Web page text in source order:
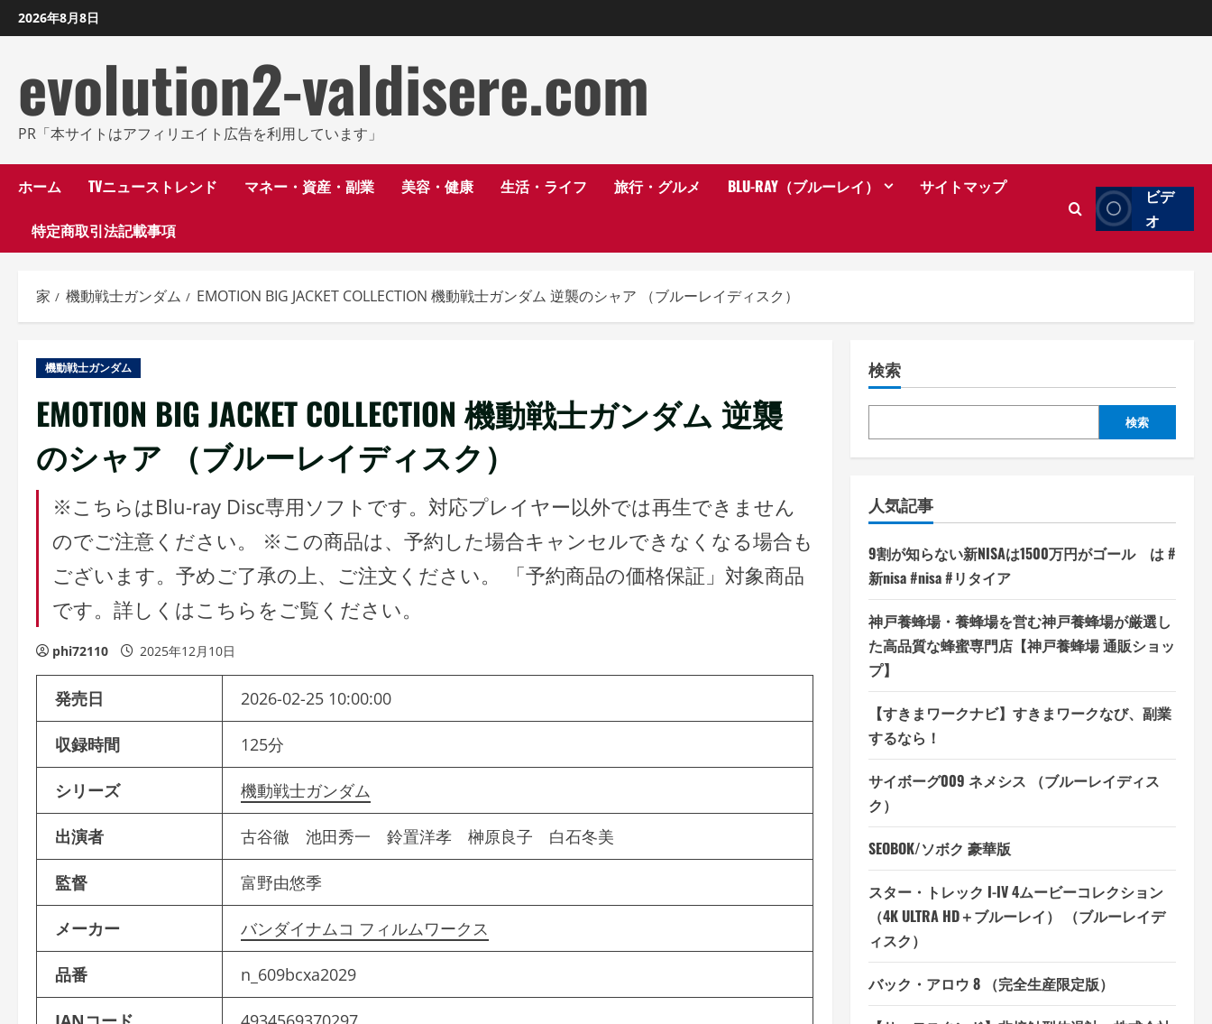
ン
し
2026年8月8日
evolution2-valdisere.com
PR「本サイトはアフィリエイト広告を利用しています」
ホーム TVニューストレンド マネー・資産・副業 美容・健康 生活・ライフ 旅行・グルメ BLU-RAY（ブルーレイ） サイトマップ
特定商取引法記載事項
ビデ
オ
家 機動戦士ガンダム EMOTION BIG JACKET COLLECTION 機動戦士ガンダム 逆襲のシャア （ブルーレイディスク）
機動戦士ガンダム
EMOTION BIG JACKET COLLECTION 機動戦士ガンダム 逆襲
のシャア （ブルーレイディスク）
※こちらはBlu-ray Disc専用ソフトです。対応プレイヤー以外では再生できません
のでご注意ください。 ※この商品は、予約した場合キャンセルできなくなる場合も
ございます。予めご了承の上、ご注文ください。 「予約商品の価格保証」対象商品
です。詳しくはこちらをご覧ください。
phi72110 2025年12月10日
発売日 2026-02-25 10:00:00
収録時間 125分
シリーズ 機動戦士ガンダム
出演者 古谷徹 池田秀一 鈴置洋孝 榊原良子 白石冬美
監督 富野由悠季
メーカー バンダイナムコ フィルムワークス
品番 n_609bcxa2029
検索
検索
人気記事
9割が知らない新NISAは1500万円がゴール は #
新nisa #nisa #リタイア
神戸養蜂場・養蜂場を営む神戸養蜂場が厳選し
た高品質な蜂蜜専門店【神戸養蜂場 通販ショッ
プ】
【すきまワークナビ】すきまワークなび、副業
するなら！
サイボーグ009 ネメシス （ブルーレイディス
ク）
SEOBOK/ソボク 豪華版
スター・トレック I-IV 4ムービーコレクション
（4K ULTRA HD＋ブルーレイ） （ブルーレイデ
ィスク）
バック・アロウ 8 （完全生産限定版）